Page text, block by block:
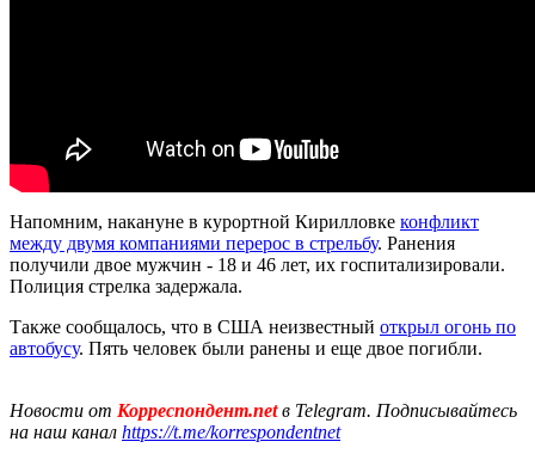
Напомним, накануне в курортной Кирилловке конфликт
между двумя компаниями перерос в стрельбу. Ранения
получили двое мужчин - 18 и 46 лет, их госпитализировали.
Полиция стрелка задержала.
Также сообщалось, что в США неизвестный открыл огонь по
автобусу. Пять человек были ранены и еще двое погибли.
Новости от Корреспондент.netв Telegram. Подписывайтесь
на наш канал https://t.me/korrespondentnet